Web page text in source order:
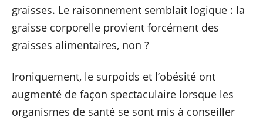
graisses. Le raisonnement semblait logique : la
graisse corporelle provient forcément des
graisses alimentaires, non ?
Ironiquement, le surpoids et l’obésité ont
augmenté de façon spectaculaire lorsque les
organismes de santé se sont mis à conseiller